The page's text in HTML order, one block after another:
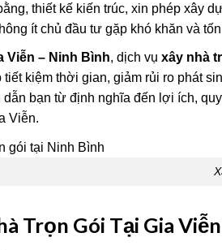
thiết kế kiến trúc, xin phép xây
ít chủ đầu tư gặp khó khăn và
Viễn – Ninh Bình, dịch vụ xây nhà
tiết kiệm thời gian, giảm rủi ro phát
bạn từ định nghĩa đến lợi ích,
Viễn.
Trọn Gói Tại Gia